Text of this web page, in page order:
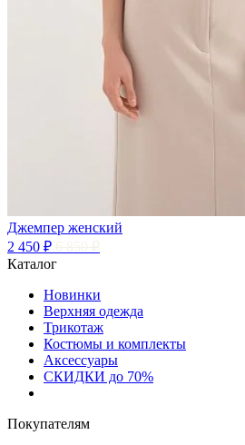
Джемпер женский
2 450 ₽
Каталог
Новинки
Верхняя одежда
Трикотаж
Костюмы и комплекты
Аксессуары
СКИДКИ до 70%
Покупателям